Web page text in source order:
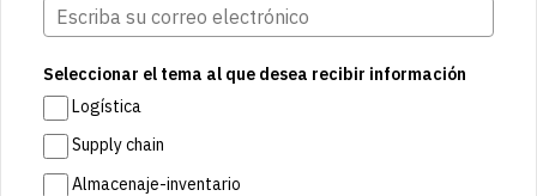
Seleccionar el tema al que desea recibir información
Logística
Supply chain
Almacenaje-inventario